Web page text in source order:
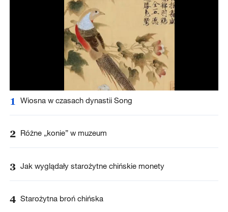
1 Wiosna w czasach dynastii Song
2 Różne „konie” w muzeum
3 Jak wyglądały starożytne chińskie monety
4 Starożytna broń chińska